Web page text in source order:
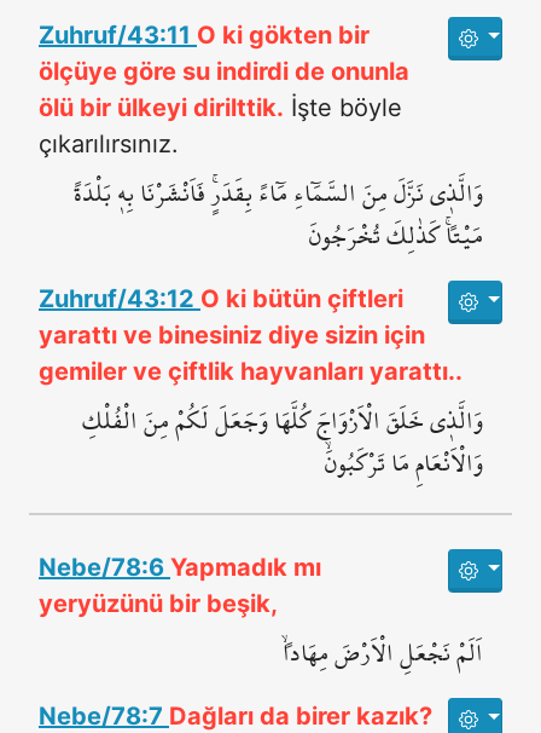
Zuhruf/43:11 O ki gökten bir
ölçüye göre su indirdi de onunla
ölü bir ülkeyi dirilttik. İşte böyle
çıkarılırsınız.
وَالَّذ۪ي نَزَّلَ مِنَ السَّمَٓاءِ مَٓاءً بِقَدَرٍۚ فَاَنْشَرْنَا بِه۪ بَلْدَةً
مَيْتاًۚ كَذٰلِكَ تُخْرَجُونَ
Zuhruf/43:12 O ki bütün çiftleri
yarattı ve binesiniz diye sizin için
gemiler ve çiftlik hayvanları yarattı..
وَالَّذ۪ي خَلَقَ الْاَزْوَاجَ كُلَّهَا وَجَعَلَ لَكُمْ مِنَ الْفُلْكِ
وَالْاَنْعَامِ مَا تَرْكَبُونَۙ
Nebe/78:6 Yapmadık mı
yeryüzünü bir beşik,
اَلَمْ نَجْعَلِ الْاَرْضَ مِهَاداًۙ
Nebe/78:7 Dağları da birer kazık?